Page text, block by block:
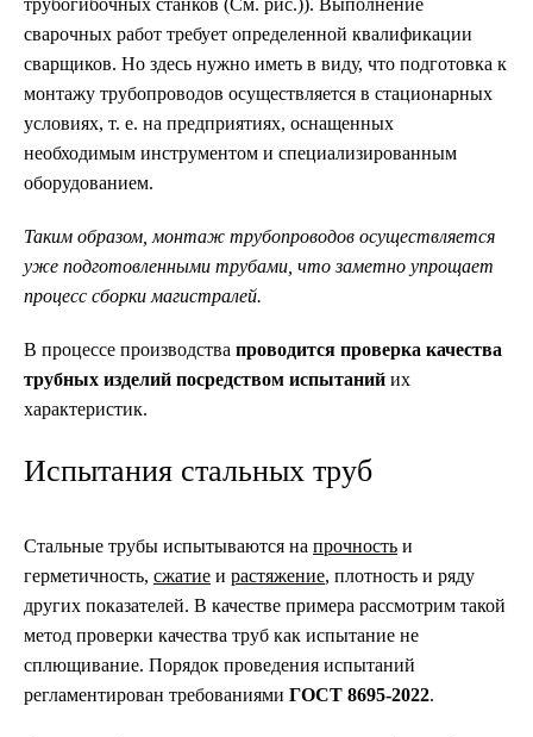
трубогибочных станков (См. рис.)). Выполнение
сварочных работ требует определенной квалификации
сварщиков. Но здесь нужно иметь в виду, что подготовка к
монтажу трубопроводов осуществляется в стационарных
условиях, т. е. на предприятиях, оснащенных
необходимым инструментом и специализированным
оборудованием.
Таким образом, монтаж трубопроводов осуществляется
уже подготовленными трубами, что заметно упрощает
процесс сборки магистралей.
В процессе производства проводится проверка качества
трубных изделий посредством испытаний их
характеристик.
Испытания стальных труб
Стальные трубы испытываются на прочность и
герметичность, сжатие и растяжение, плотность и ряду
других показателей. В качестве примера рассмотрим такой
метод проверки качества труб как испытание не
сплющивание. Порядок проведения испытаний
регламентирован требованиями ГОСТ 8695-2022.